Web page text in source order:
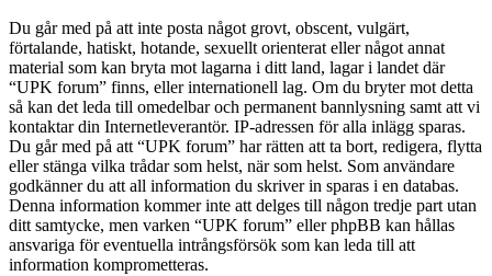
Du går med på att inte posta något grovt, obscent, vulgärt,
förtalande, hatiskt, hotande, sexuellt orienterat eller något annat
material som kan bryta mot lagarna i ditt land, lagar i landet där
“UPK forum” finns, eller internationell lag. Om du bryter mot detta
så kan det leda till omedelbar och permanent bannlysning samt att vi
kontaktar din Internetleverantör. IP-adressen för alla inlägg sparas.
Du går med på att “UPK forum” har rätten att ta bort, redigera, flytta
eller stänga vilka trådar som helst, när som helst. Som användare
godkänner du att all information du skriver in sparas i en databas.
Denna information kommer inte att delges till någon tredje part utan
ditt samtycke, men varken “UPK forum” eller phpBB kan hållas
ansvariga för eventuella intrångsförsök som kan leda till att
information komprometteras.